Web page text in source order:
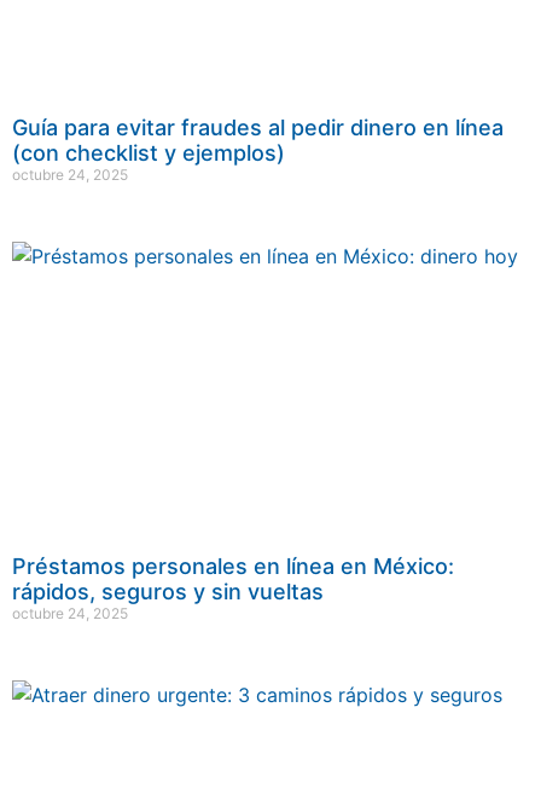
Guía para evitar fraudes al pedir dinero en línea
(con checklist y ejemplos)
octubre 24, 2025
Préstamos personales en línea en México:
rápidos, seguros y sin vueltas
octubre 24, 2025